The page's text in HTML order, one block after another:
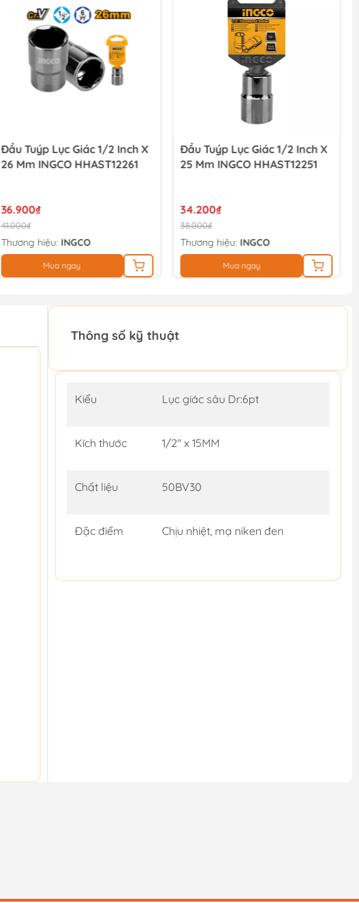
Đầu Tuýp Lục Giác 1/2 Inch X
26 Mm INGCO HHAST12261
36.900₫
41.000₫
Thương hiệu: INGCO
Mua ngay
Đầu Tuýp Lục Giác 1/2 Inch X
25 Mm INGCO HHAST12251
34.200₫
38.000₫
Thương hiệu: INGCO
Mua ngay
Thông số kỹ thuật
Kiểu Lục giác sâu Dr:6pt
Kích thước 1/2" x 15MM
Chất liệu 50BV30
Đặc điểm Chịu nhiệt, mạ niken đen